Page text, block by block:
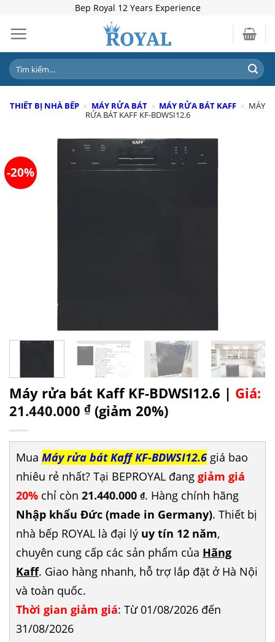
content
Bep Royal 12 Years Experience
Tìm
kiếm:
THIẾT BỊ NHÀ BẾP » MÁY RỬA BÁT » MÁY RỬA BÁT KAFF » MÁY
RỬA BÁT KAFF KF-BDWSI12.6
-20%
Máy rửa bát Kaff KF-BDWSI12.6 | Giá:
21.440.000 ₫ (giảm 20%)
Mua Máy rửa bát Kaff KF-BDWSI12.6 giá bao
nhiêu rẻ nhất? Tại BEPROYAL đang giảm giá
20% chỉ còn 21.440.000 ₫. Hàng chính hãng
Nhập khẩu Đức (made in Germany). Thiết bị
nhà bếp ROYAL là đại lý uy tín 12 năm,
chuyên cung cấp các sản phẩm của Hãng
Kaff. Giao hàng nhanh, hỗ trợ lắp đặt ở Hà Nội
và toàn quốc.
Thời gian giảm giá: Từ 01/08/2026 đến
31/08/2026